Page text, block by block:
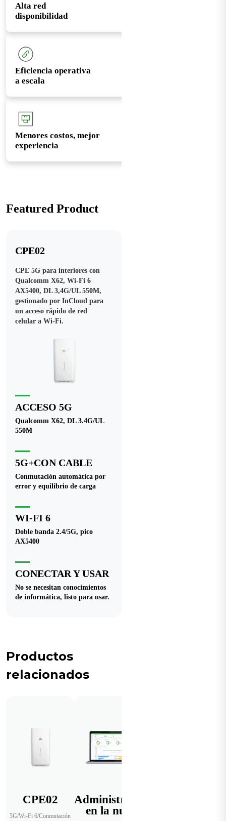
Alta red
disponibilidad
Eficiencia operativa
a escala
Menores costos, mejor
experiencia
Featured Product
CPE02
CPE 5G para interiores con
Qualcomm X62, Wi-Fi 6
AX5400, DL 3,4G/UL 550M,
gestionado por InCloud para
un acceso rápido de red
celular a Wi-Fi.
ACCESO 5G
Qualcomm X62, DL 3.4G/UL
550M
5G+CON CABLE
Conmutación automática por
error y equilibrio de carga
WI-FI 6
Doble banda 2.4/5G, pico
AX5400
CONECTAR Y USAR
No se necesitan conocimientos
de informática, listo para usar.
Productos
relacionados
CPE02
5G/Wi-Fi 6/Conmutación
Administrador
en la nube